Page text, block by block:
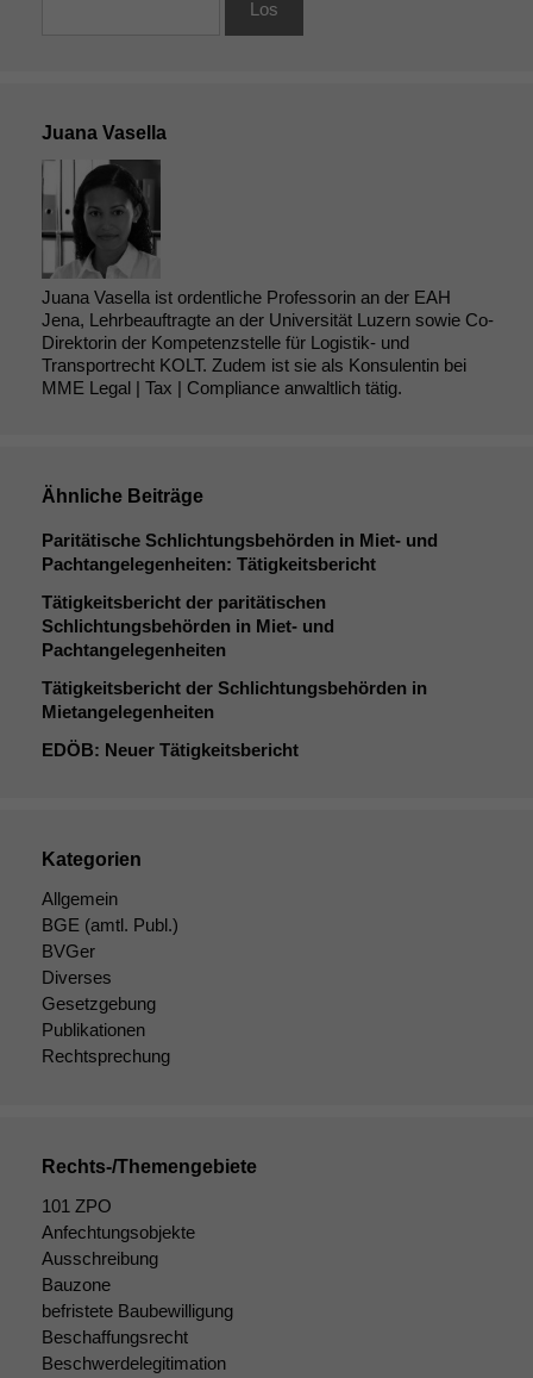
Juana Vasella
Juana Vasella ist ordentliche Professorin an der EAH
Jena, Lehrbeauftragte an der Universität Luzern sowie Co-
Direktorin der Kompetenzstelle für Logistik- und
Transportrecht KOLT. Zudem ist sie als Konsulentin bei
MME Legal | Tax | Compliance anwaltlich tätig.
Ähnliche Beiträge
Paritätische Schlichtungsbehörden in Miet- und
Pachtangelegenheiten: Tätigkeitsbericht
Tätigkeitsbericht der paritätischen
Schlichtungsbehörden in Miet- und
Pachtangelegenheiten
Tätigkeitsbericht der Schlichtungsbehörden in
Mietangelegenheiten
EDÖB: Neuer Tätigkeitsbericht
Kategorien
Allgemein
BGE (amtl. Publ.)
BVGer
Diverses
Gesetzgebung
Publikationen
Rechtsprechung
Rechts-/Themengebiete
101 ZPO
Anfechtungsobjekte
Ausschreibung
Bauzone
befristete Baubewilligung
Beschaffungsrecht
Beschwerdelegitimation